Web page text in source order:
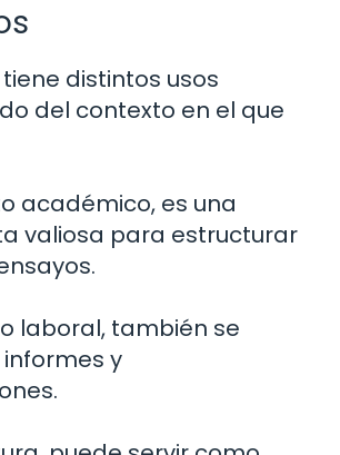
distintos usos
del contexto en el que
académico, es una
valiosa para estructurar
laboral, también se
y